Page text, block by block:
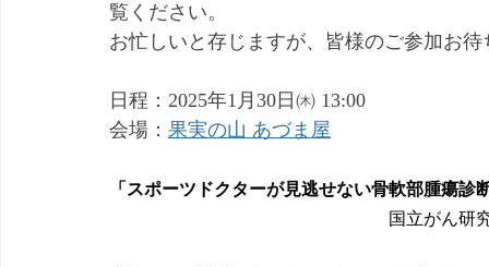
覧ください。
お忙しいと存じますが、皆様のご参加お
日程：2025年1月30日㈭ 13:00
会場： 果実の山 あづま屋
「スポーツドクターが見逃せない骨軟部腫瘍診
国立がん研